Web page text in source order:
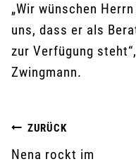
„Wir wünschen
uns, dass er als
zur Verfügung
Zwingmann.
ZURÜCK
Nena rockt im